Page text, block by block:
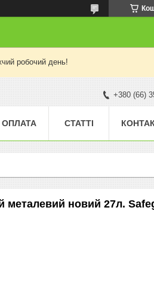
робочий день!
+380 (66)
ОПЛАТА СТАТТІ
металевий новий 27л.